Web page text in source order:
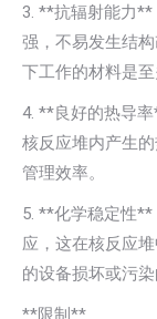
3. **抗辐射能力**
强，不易发生结
下工作的材料是至
4. **良好的热导
核反应堆内产生
管理效率。
5. **化学稳定性**
应，这在核反应
的设备损坏或污染
**限制**